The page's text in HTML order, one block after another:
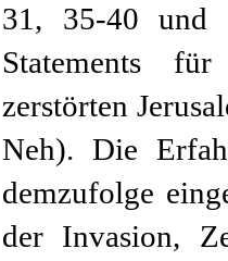
31, 35-40 und
Statements
zerstörten
Neh). Die
demzufolge
der Invasion,